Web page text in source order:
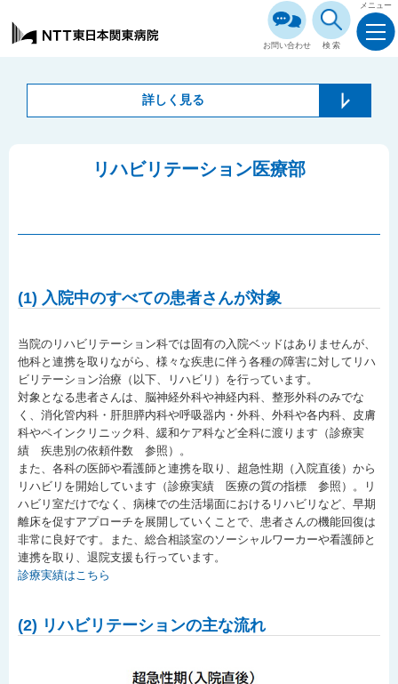
お問い合わせ 検索
メニュー
詳しく見る
リハビリテーション医療部
(1) 入院中のすべての患者さんが対象
当院のリハビリテーション科では固有の入院ベッドはありませんが、
他科と連携を取りながら、様々な疾患に伴う各種の障害に対してリハ
ビリテーション治療（以下、リハビリ）を行っています。
対象となる患者さんは、脳神経外科や神経内科、整形外科のみでな
く、消化管内科・肝胆膵内科や呼吸器内・外科、外科や各内科、皮膚
科やペインクリニック科、緩和ケア科など全科に渡ります（診療実
績 疾患別の依頼件数 参照）。
また、各科の医師や看護師と連携を取り、超急性期（入院直後）から
リハビリを開始しています（診療実績 医療の質の指標 参照）。リ
ハビリ室だけでなく、病棟での生活場面におけるリハビリなど、早期
離床を促すアプローチを展開していくことで、患者さんの機能回復は
非常に良好です。また、総合相談室のソーシャルワーカーや看護師と
連携を取り、退院支援も行っています。
診療実績はこちら
(2) リハビリテーションの主な流れ